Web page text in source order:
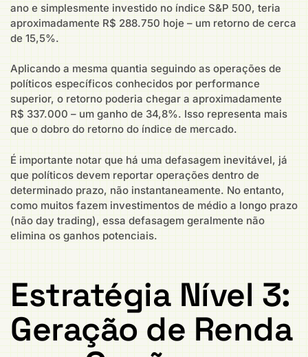
ano e simplesmente investido no índice S&P 500, teria
aproximadamente R$ 288.750 hoje – um retorno de cerca
de 15,5%.
Aplicando a mesma quantia seguindo as operações de
políticos específicos conhecidos por performance
superior, o retorno poderia chegar a aproximadamente
R$ 337.000 – um ganho de 34,8%. Isso representa mais
que o dobro do retorno do índice de mercado.
É importante notar que há uma defasagem inevitável, já
que políticos devem reportar operações dentro de
determinado prazo, não instantaneamente. No entanto,
como muitos fazem investimentos de médio a longo prazo
(não day trading), essa defasagem geralmente não
elimina os ganhos potenciais.
Estratégia Nível 3:
Geração de Renda